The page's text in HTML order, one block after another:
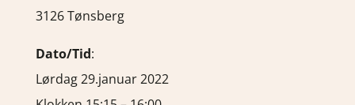
3126 Tønsberg
Dato/Tid:
Lørdag 29.januar 2022